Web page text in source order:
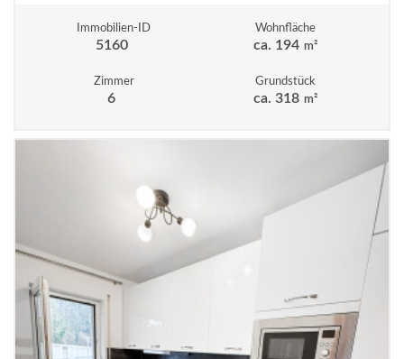
Immobilien-ID
5160
Wohnfläche
ca. 194 m²
Zimmer
6
Grundstück
ca. 318 m²